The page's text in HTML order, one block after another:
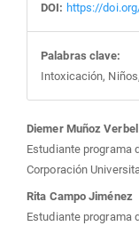
DOI: https://
Palabras clave:
Intoxicación,
Diemer Muñoz Verbel
Estudiante programa
Corporación
Rita Campo Jiménez
Estudiante programa